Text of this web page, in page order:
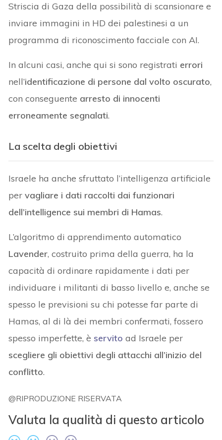
Striscia di Gaza della possibilità di scansionare e
inviare immagini in HD dei palestinesi a un
programma di riconoscimento facciale con AI.
In alcuni casi, anche qui si sono registrati errori
nell’identificazione di persone dal volto oscurato,
con conseguente arresto di innocenti
erroneamente segnalati.
La scelta degli obiettivi
Israele ha anche sfruttato l’intelligenza artificiale
pervagliare i dati raccolti dai funzionari
dell’intelligence sui membri di Hamas.
L’algoritmo di apprendimento automatico
Lavender, costruito prima della guerra, ha la
capacità di ordinare rapidamente i dati per
individuare i militanti di basso livello e, anche se
spesso le previsioni su chi potesse far parte di
Hamas, al di là dei membri confermati, fossero
spesso imperfette, è servito ad Israele per
scegliere gli obiettivi degli attacchi all’inizio del
conflitto.
@RIPRODUZIONE RISERVATA
Valuta la qualità di questo articolo